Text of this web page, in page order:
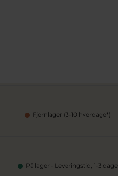
Fjernlager (3-10 hverdage*)
På lager - Leveringstid, 1-3 dage